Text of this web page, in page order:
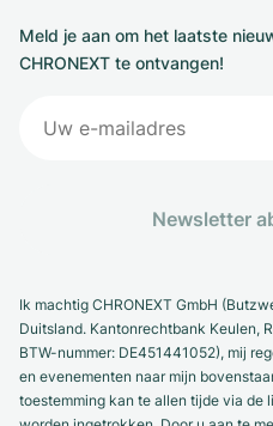
Meld je aan om het laatste
CHRONEXT te ontvangen!
Newsletter
Ik machtig CHRONEXT GmbH
Duitsland. Kantonrechtbank Keulen,
BTW-nummer: DE451441052), mij
en evenementen naar mijn
toestemming kan te allen tijde via de